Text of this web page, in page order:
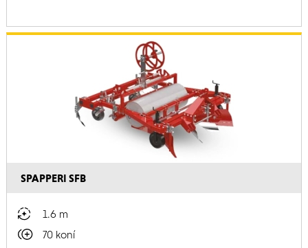
SPAPPERI SFB
1.6 m
70 koní